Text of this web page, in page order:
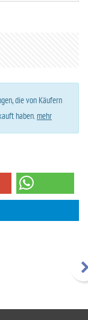
die von Käufern
haben.mehr